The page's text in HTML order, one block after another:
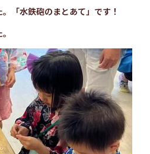
「水鉄砲のまとあて」です！